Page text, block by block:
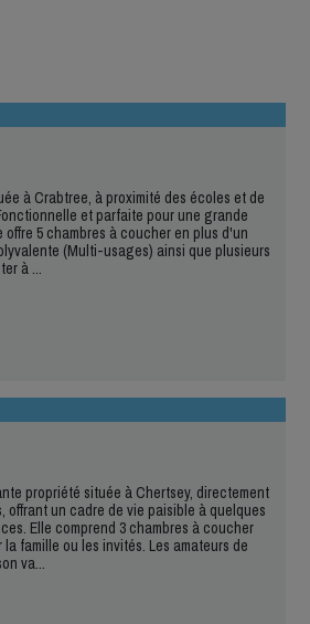
à Crabtree, à proximité des écoles et de
et parfaite pour une grande
5 chambres à coucher en plus d'un
(Multi-usages) ainsi que plusieurs
à ...
propriété située à Chertsey, directement
offrant un cadre de vie paisible à quelques
Elle comprend 3 chambres à coucher
famille ou les invités. Les amateurs de
va...